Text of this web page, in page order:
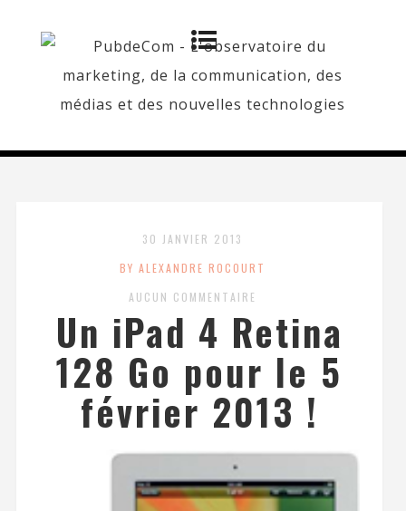
30 JANVIER 2013
BY ALEXANDRE ROCOURT
AUCUN COMMENTAIRE
Un iPad 4 Retina
128 Go pour le 5
février 2013 !